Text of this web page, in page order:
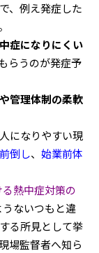
、例え発症した
症になりにくい
らうのが発症予
管理体制の柔軟
になりやすい現
倒し、 始業前体
る熱中症対策の
ないつもと違
る所見として挙
場監督者へ知ら